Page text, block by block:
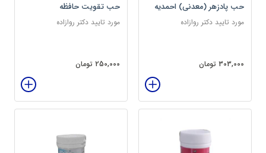
حب پادزهر (معدنی) احمدیه
مورد تایید دکتر روازاده
303,000 تومان
حب تقویت حافظه
مورد تایید دکتر روازاده
250,000 تومان